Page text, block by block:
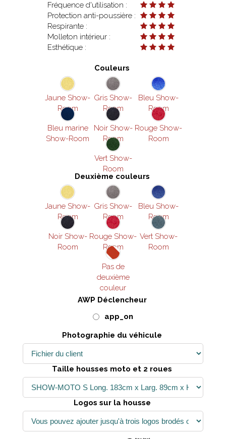
Fréquence d'utilisation :
Protection anti-poussière :
Respirante :
Molleton intérieur :
Esthétique :
Couleurs
Jaune Show-
Room
Gris Show-
Room
Bleu Show-
Room
Bleu marine
Show-Room
Noir Show-
Room
Rouge Show-
Room
Vert Show-
Room
Deuxième couleurs
Jaune Show-
Room
Gris Show-
Room
Bleu Show-
Room
Noir Show-
Room
Rouge Show-
Room
Vert Show-
Room
Pas de
deuxième
couleur
AWP Déclencheur
app_on
Photographie du véhicule
Taille housses moto et 2 roues
Logos sur la housse